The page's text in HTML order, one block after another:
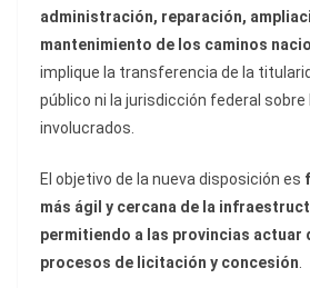
administración, reparación,
mantenimiento de los caminos
implique la transferencia de la
público ni la jurisdicción federal
involucrados.
El objetivo de la nueva disposición es
más ágil y cercana de la
permitiendo a las provincias actuar
procesos de licitación y concesión.